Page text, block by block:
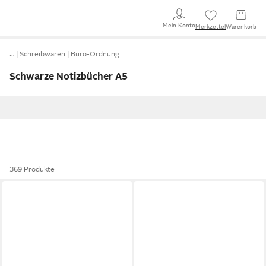
Mein KontoMerkzettel Warenkorb
… Schreibwaren Büro-Ordnung
Schwarze Notizbücher A5
369 Produkte